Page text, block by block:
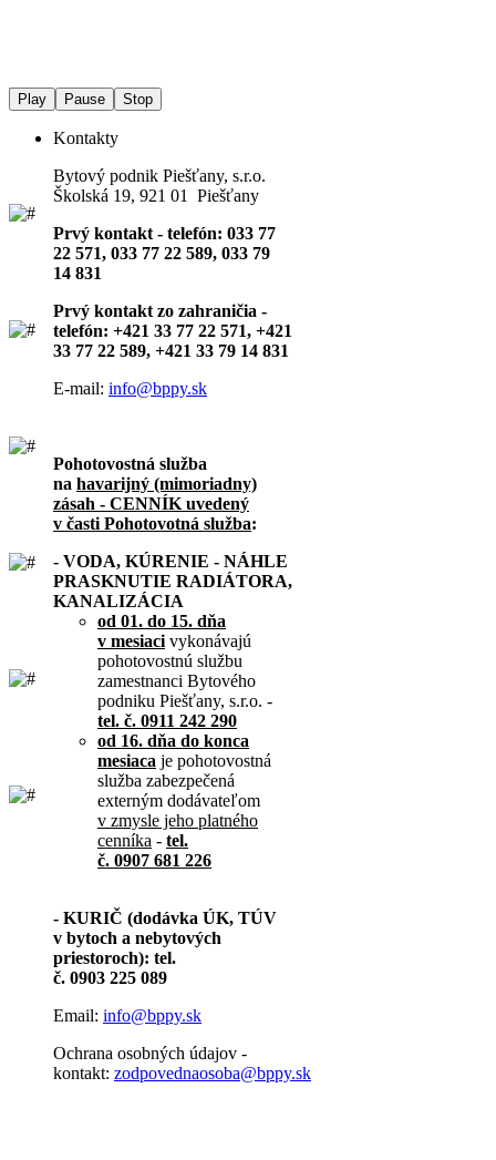
Play Pause Stop
Kontakty
Bytový podnik Piešťany, s.r.o.
Školská 19, 921 01 Piešťany
Prvý kontakt - telefón: 033 77
22 571, 033 77 22 589, 033 79
14 831
Prvý kontakt zo zahraničia -
telefón: +421 33 77 22 571, +421
33 77 22 589, +421 33 79 14 831
E-mail: info@bppy.sk
Pohotovostná služba
na havarijný (mimoriadny)
zásah - CENNÍK uvedený
v časti Pohotovotná služba:
- VODA, KÚRENIE - NÁHLE
PRASKNUTIE RADIÁTORA,
KANALIZÁCIA
od 01. do 15. dňa
v mesiaci vykonávajú
pohotovostnú službu
zamestnanci Bytového
podniku Piešťany, s.r.o. -
tel. č. 0911 242 290
od 16. dňa do konca
mesiaca je pohotovostná
služba zabezpečená
externým dodávateľom
v zmysle jeho platného
cenníka - tel.
č. 0907 681 226
- KURIČ (dodávka ÚK, TÚV
v bytoch a nebytových
priestoroch): tel.
č. 0903 225 089
Email: info@bppy.sk
Ochrana osobných údajov -
kontakt: zodpovednaosoba@bppy.sk